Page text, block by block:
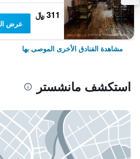
311 ﷼
عرض
مشاهدة الفنادق الأخرى الموصى بها
استكشف مانشستر